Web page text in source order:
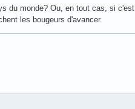
du monde? Ou, en tout cas, si c'est
les bougeurs d'avancer.